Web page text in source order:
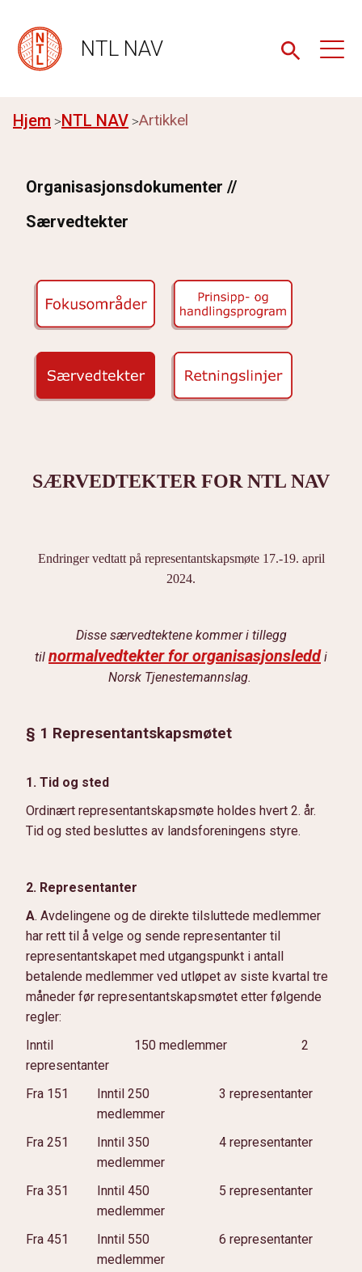
NTL NAV
Hjem NTL NAV Artikkel
Organisasjonsdokumenter //
Særvedtekter
SÆRVEDTEKTER FOR NTL NAV
Endringer vedtatt på representantskapsmøte 17.-19. april
2024.
Disse særvedtektene kommer i tillegg
til normalvedtekter for organisasjonsledd i
Norsk Tjenestemannslag.
§ 1 Representantskapsmøtet
1. Tid og sted
Ordinært representantskapsmøte holdes hvert 2. år.
Tid og sted besluttes av landsforeningens styre.
2. Representanter
A. Avdelingene og de direkte tilsluttede medlemmer
har rett til å velge og sende representanter til
representantskapet med utgangspunkt i antall
betalende medlemmer ved utløpet av siste kvartal tre
måneder før representantskapsmøtet etter følgende
regler:
Inntil 150 medlemmer 2
representanter
Fra 151
Inntil 250
medlemmer
3 representanter
Fra 251
Inntil 350
medlemmer
4 representanter
Fra 351
Inntil 450
medlemmer
5 representanter
Fra 451
Inntil 550
medlemmer
6 representanter